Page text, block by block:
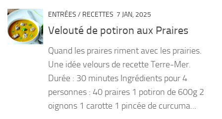
ENTRÉES / RECETTES 7 JAN, 2025
Velouté de potiron aux Praires
Quand les praires riment avec les prairies.
Une idée velours de recette Terre-Mer.
Durée : 30 minutes Ingrédients pour 4
personnes : 40 praires 1 potiron de 600g 2
oignons 1 carotte 1 pincée de curcuma...